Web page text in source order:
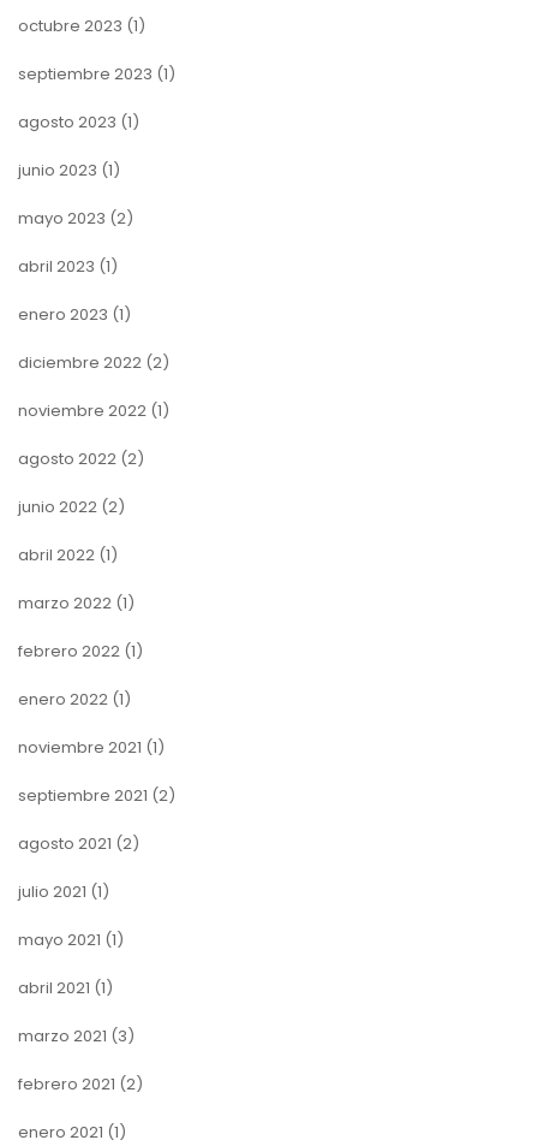
octubre 2023 (1)
septiembre 2023 (1)
agosto 2023 (1)
junio 2023 (1)
mayo 2023 (2)
abril 2023 (1)
enero 2023 (1)
diciembre 2022 (2)
noviembre 2022 (1)
agosto 2022 (2)
junio 2022 (2)
abril 2022 (1)
marzo 2022 (1)
febrero 2022 (1)
enero 2022 (1)
noviembre 2021 (1)
septiembre 2021 (2)
agosto 2021 (2)
julio 2021 (1)
mayo 2021 (1)
abril 2021 (1)
marzo 2021 (3)
febrero 2021 (2)
enero 2021 (1)